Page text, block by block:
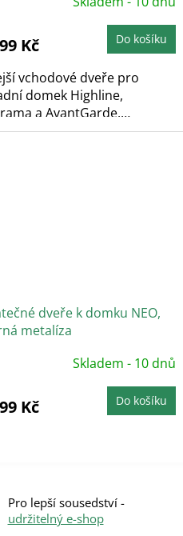
Kč Do košíku
vchodové dveře pro
domek Highline,
a AvantGarde,
dveře k domku NEO,
metalíza
Skladem - 10 dnů
Kč Do košíku
Pro lepší sousedství -
udržitelný e-shop